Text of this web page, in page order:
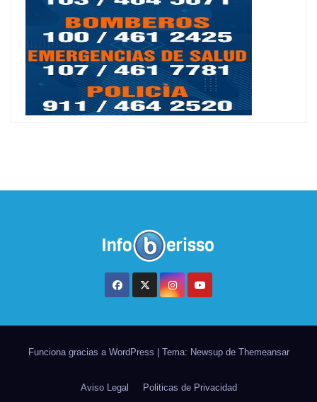
Funciona gracias a WordPress Tema: Newsup de Themeansar
Aviso Legal Politicas de Privacidad